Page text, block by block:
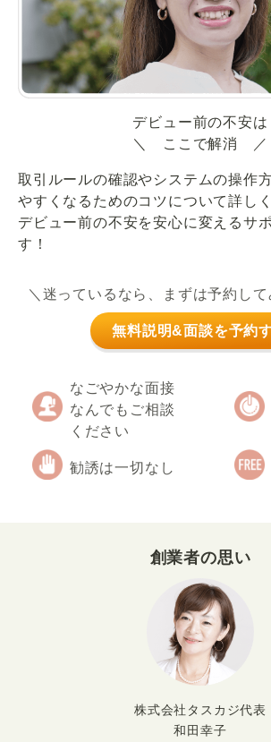
デビュー前の不安は
＼ ここで解消 ／
取引ルールの確認やシステムの操作
やすくなるためのコツについて詳し
デビュー前の不安を安心に変えるサ
す！
＼迷っているなら、まずは予約し
無料説明&面談を予約
なごやかな面接
なんでもご相談
ください
勧誘は一切なし
創業者の思い
株式会社タスカジ代表
和田幸子